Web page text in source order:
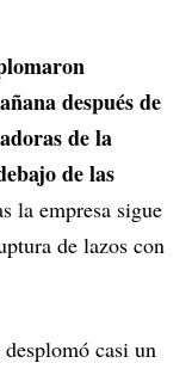
después de
de la
de las
la empresa sigue
de lazos con
casi un